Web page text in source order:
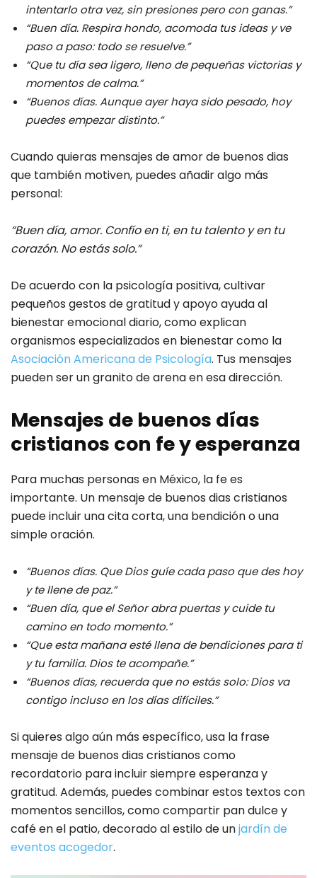
intentarlo otra vez, sin presiones pero con ganas.”
“Buen día. Respira hondo, acomoda tus ideas y ve
paso a paso: todo se resuelve.”
“Que tu día sea ligero, lleno de pequeñas victorias y
momentos de calma.”
“Buenos días. Aunque ayer haya sido pesado, hoy
puedes empezar distinto.”
Cuando quieras mensajes de amor de buenos dias
que también motiven, puedes añadir algo más
personal:
“Buen día, amor. Confío en ti, en tu talento y en tu
corazón. No estás solo.”
De acuerdo con la psicología positiva, cultivar
pequeños gestos de gratitud y apoyo ayuda al
bienestar emocional diario, como explican
organismos especializados en bienestar como la
Asociación Americana de Psicología. Tus mensajes
pueden ser un granito de arena en esa dirección.
Mensajes de buenos días
cristianos con fe y esperanza
Para muchas personas en México, la fe es
importante. Un mensaje de buenos dias cristianos
puede incluir una cita corta, una bendición o una
simple oración.
“Buenos días. Que Dios guíe cada paso que des hoy
y te llene de paz.”
“Buen día, que el Señor abra puertas y cuide tu
camino en todo momento.”
“Que esta mañana esté llena de bendiciones para ti
y tu familia. Dios te acompañe.”
“Buenos días, recuerda que no estás solo: Dios va
contigo incluso en los días difíciles.”
Si quieres algo aún más específico, usa la frase
mensaje de buenos dias cristianos como
recordatorio para incluir siempre esperanza y
gratitud. Además, puedes combinar estos textos con
momentos sencillos, como compartir pan dulce y
café en el patio, decorado al estilo de unjardín de
eventos acogedor.